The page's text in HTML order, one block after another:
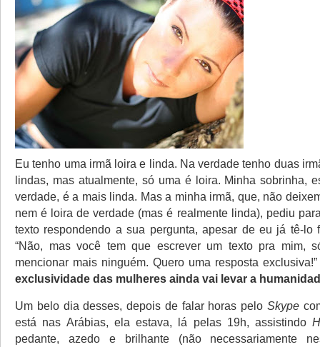
Eu tenho uma irmã loira e linda. Na verdade tenho duas
lindas, mas atualmente, só uma é loira. Minha sobrinha,
verdade, é a mais linda. Mas a minha irmã, que, não
nem é loira de verdade (mas é realmente linda), pediu
texto respondendo a sua pergunta, apesar de eu já tê-lo
“Não, mas você tem que escrever um texto pra mim,
mencionar mais ninguém. Quero uma resposta
exclusividade das mulheres ainda vai levar a
Um belo dia desses, depois de falar horas pelo Skype
está nas Arábias, ela estava, lá pelas 19h, assistindo
pedante, azedo e brilhante (não necessariamente